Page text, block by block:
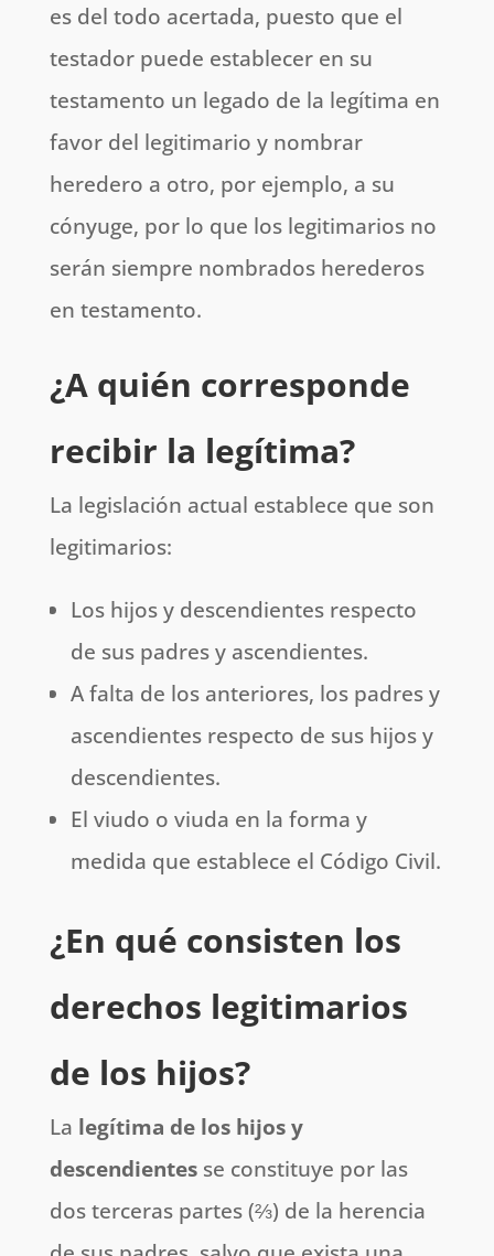
es del todo acertada, puesto que el
testador puede establecer en su
testamento un legado de la legítima en
favor del legitimario y nombrar
heredero a otro, por ejemplo, a su
cónyuge, por lo que los legitimarios no
serán siempre nombrados herederos
en testamento.
¿A quién corresponde
recibir la legítima?
La legislación actual establece que son
legitimarios:
Los hijos y descendientes respecto
de sus padres y ascendientes.
A falta de los anteriores, los padres y
ascendientes respecto de sus hijos y
descendientes.
El viudo o viuda en la forma y
medida que establece el Código Civil.
¿En qué consisten los
derechos legitimarios
de los hijos?
La legítima de los hijos y
descendientesse constituye por las
dos terceras partes (⅔) de la herencia